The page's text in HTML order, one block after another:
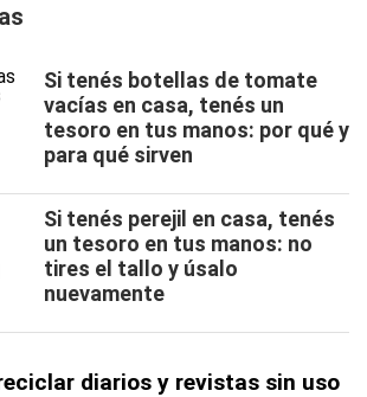
Si tenés botellas de tomate
vacías en casa, tenés un
tesoro en tus manos: por qué y
para qué sirven
Si tenés perejil en casa, tenés
un tesoro en tus manos: no
tires el tallo y úsalo
nuevamente
diarios y revistas sin uso